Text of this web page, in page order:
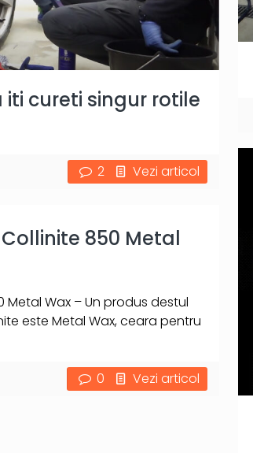
iti cureti singur rotile
2 Vezi articol
850 Metal
Wax – Un produs destul
este Metal Wax, ceara pentru
0 Vezi articol